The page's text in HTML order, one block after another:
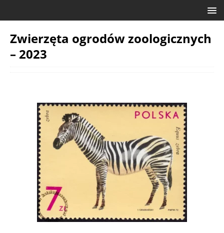
Zwierzęta ogrodów zoologicznych
– 2023